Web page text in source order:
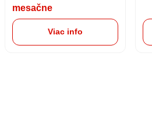
mesačne
Viac info